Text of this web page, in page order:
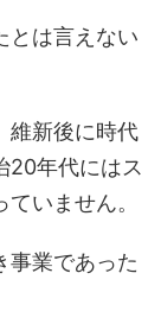
とは言えない
維新後に時代
20年代にはス
いません。
事業であった